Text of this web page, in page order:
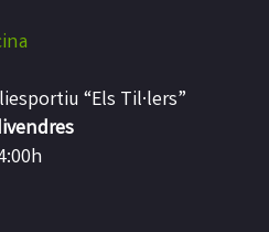
“Els Til·lers”